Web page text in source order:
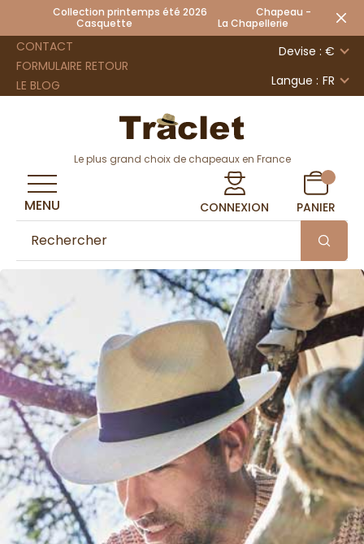
Collection printemps été 2026 Chapeau -
Casquette La Chapellerie
CONTACT
FORMULAIRE RETOUR
LE BLOG
Devise : €
Langue : FR
Le plus grand choix de chapeaux en France
CONNEXION PANIER
MENU